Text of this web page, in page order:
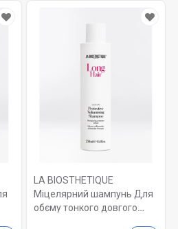
LA BIOSTHETIQUE
Міцелярний шампунь Для
обєму тонкого довгого